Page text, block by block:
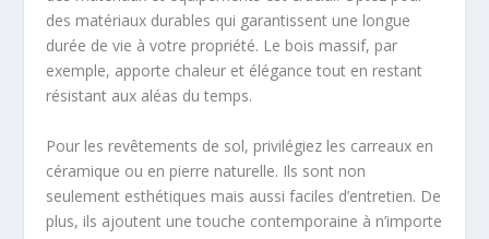
des matériaux durables qui garantissent une longue
durée de vie à votre propriété. Le bois massif, par
exemple, apporte chaleur et élégance tout en restant
résistant aux aléas du temps.
Pour les revêtements de sol, privilégiez les carreaux en
céramique ou en pierre naturelle. Ils sont non
seulement esthétiques mais aussi faciles d’entretien. De
plus, ils ajoutent une touche contemporaine à n’importe